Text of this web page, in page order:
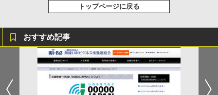
トップページに戻る
おすすめ記事